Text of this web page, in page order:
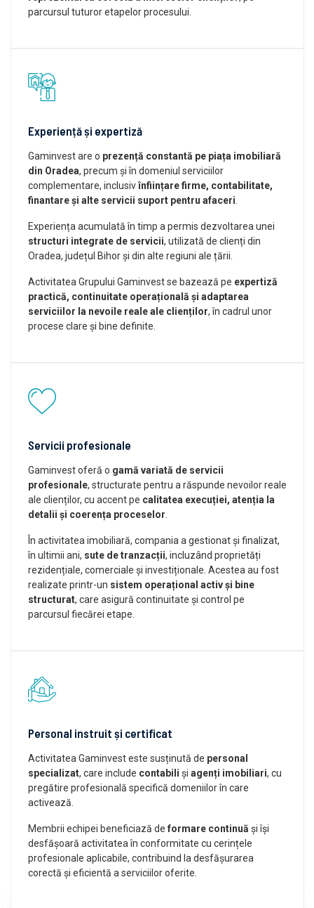
parcursul tuturor etapelor procesului.
Experiență și expertiză
Gaminvest are o prezență constantă pe piața imobiliară
din Oradea, precum și în domeniul serviciilor
complementare, inclusivînființare firme, contabilitate,
finantare și alte servicii suport pentru afaceri
Experiența acumulată în timp a permis dezvoltarea unei
structuri integrate de servicii, utilizată de clienți din
Oradea, județul Bihor și din alte regiuni ale țării.
Activitatea Grupului Gaminvest se bazează pe expertiză
practică, continuitate operațională și adaptarea
serviciilor la nevoile reale ale clienților, în cadrul unor
procese clare și bine definite.
Servicii profesionale
Gaminvest oferă o gamă variată de servicii
profesionale, structurate pentru a răspunde nevoilor reale
ale clienților, cu accent pe calitatea execuției, atenția la
detalii și coerența proceselor
În activitatea imobiliară, compania a gestionat și finalizat,
în ultimii ani, sute de tranzacții, incluzând proprietăți
rezidențiale, comerciale și investiționale. Acestea au fost
realizate printr-un sistem operațional activ și bine
structurat, care asigură continuitate și control pe
parcursul fiecărei etape.
Personal instruit și certificat
Activitatea Gaminvest este susținută de personal
specializat, care include contabili și agenți imobiliari, cu
pregătire profesională specifică domeniilor în care
activează.
Membrii echipei beneficiază de formare continuă și își
desfășoară activitatea în conformitate cu cerințele
profesionale aplicabile, contribuind la desfășurarea
corectă și eficientă a serviciilor oferite.